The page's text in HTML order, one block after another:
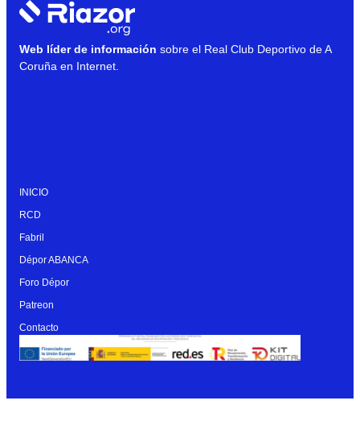
Web líder de información sobre el Real Club Deportivo de A
Coruña en Internet.
INICIO
RCD
Fabril
Dépor ABANCA
Foro Dépor
Patreon
Contacto